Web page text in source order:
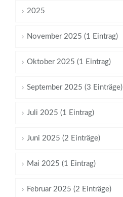
2025
November 2025 (1 Eintrag)
Oktober 2025 (1 Eintrag)
September 2025 (3 Einträge)
Juli 2025 (1 Eintrag)
Juni 2025 (2 Einträge)
Mai 2025 (1 Eintrag)
Februar 2025 (2 Einträge)